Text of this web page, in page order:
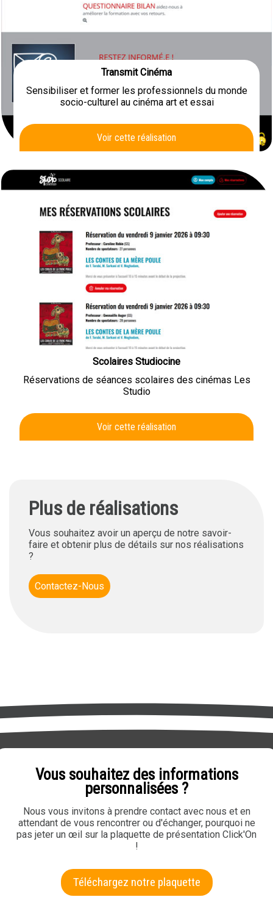
Transmit Cinéma
Sensibiliser et former les professionnels du monde
socio-culturel au cinéma art et essai
Voir cette réalisation
Scolaires Studiocine
Réservations de séances scolaires des cinémas Les
Studio
Voir cette réalisation
Plus de réalisations
Vous souhaitez avoir un aperçu de notre savoir-
faire et obtenir plus de détails sur nos réalisations
?
Contactez-Nous
Vous souhaitez des informations
personnalisées ?
Nous vous invitons à prendre contact avec nous et en
attendant de vous rencontrer ou d'échanger, pourquoi ne
pas jeter un œil sur la plaquette de présentation Click'On
!
Téléchargez notre plaquette